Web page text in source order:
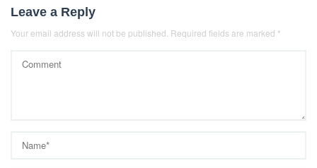
Leave a Reply
Your email address will not be published. Required fields are marked *